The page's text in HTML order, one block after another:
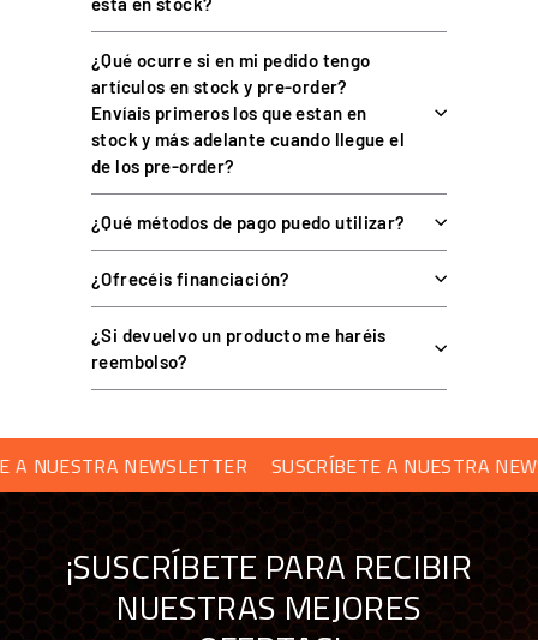
SIMAGIC P1000
ESPECIFICACIÓN DATO
Pedalera modular para sim
Configuraciones
2 pedales (acelerador + freno)
o 3 pedales (+ embrague)
Célula de carga, hasta 100 kg
Acelerador
Resolución de sensores 12 bits (4096 puntos)
anodizado
Conexión
USB / bus port a base Simagic
(USB / CAN-Bus)
¿Qué ocurre si en mi pedido tengo
artículos en stock y pre-order?
Envíais primeros los que estan en
stock y más adelante cuando llegue el
de los pre-order?
¿Qué métodos de pago puedo utilizar?
¿Ofrecéis financiación?
¿Si devuelvo un producto me haréis
reembolso?
NEWSLETTER SUSCRÍBETE A NUESTRA
¡SUSCRÍBETE PARA RECIBIR
NUESTRAS MEJORES